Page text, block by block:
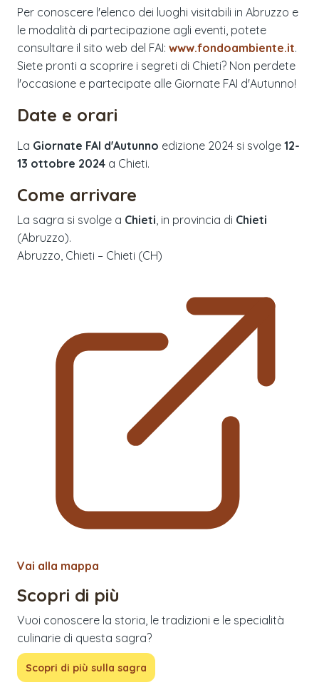
Per conoscere l'elenco dei luoghi visitabili in Abruzzo e
le modalità di partecipazione agli eventi, potete
consultare il sito web del FAI: www.fondoambiente.it.
Siete pronti a scoprire i segreti di Chieti? Non perdete
l'occasione e partecipate alle Giornate FAI d'Autunno!
Date e orari
La Giornate FAI d'Autunno edizione 2024 si svolge 12-
13 ottobre 2024 a Chieti.
Come arrivare
La sagra si svolge a Chieti , in provincia di Chieti
(Abruzzo).
Abruzzo, Chieti – Chieti (CH)
Vai alla mappa
Scopri di più
Vuoi conoscere la storia, le tradizioni e le specialità
culinarie di questa sagra?
Scopri di più sulla sagra